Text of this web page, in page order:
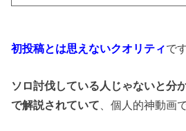
初投稿とは思えないクオリティで
ソロ討伐している人じゃないと分
で解説されていて 、個人的神動画